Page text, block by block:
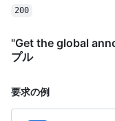
200
"Get the global
プル
要求の例